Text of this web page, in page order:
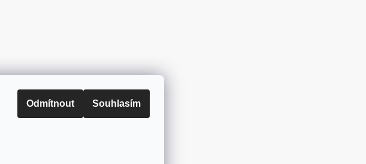
Odmítnout Souhlasím